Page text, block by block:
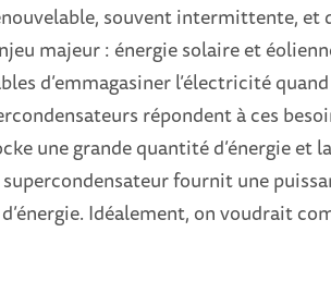
souvent intermittente, et
majeur : énergie solaire et
d’emmagasiner l’électricité
répondent à ces
une grande quantité d’énergie et
fournit une
Idéalement, on voudrait